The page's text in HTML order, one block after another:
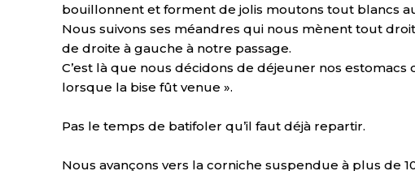
bouillonnent et forment de jolis moutons tout blancs
Nous suivons ses méandres qui nous mènent tout
de droite à gauche à notre passage.
C’est là que nous décidons de déjeuner nos estomacs
lorsque la bise fût venue ».
Pas le temps de batifoler qu’il faut déjà repartir.
Nous avançons vers la corniche suspendue à plus de